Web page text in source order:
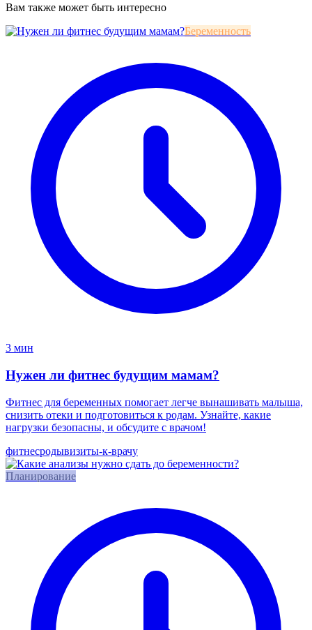
Вам также может быть интересно
Беременность
3 мин
Нужен ли фитнес будущим мамам?
Фитнес для беременных помогает легче вынашивать малыша,
снизить отеки и подготовиться к родам. Узнайте, какие
нагрузки безопасны, и обсудите с врачом!
фитнесродывизиты-к-врачу
Планирование